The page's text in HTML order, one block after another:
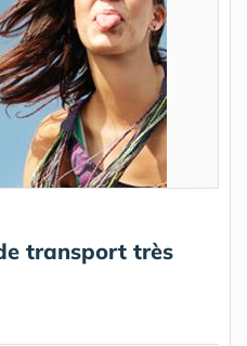
transport très